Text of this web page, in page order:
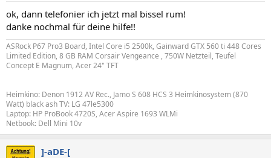
ok, dann telefonier ich jetzt mal bissel rum!
danke nochmal für deine hilfe!!
ASRock P67 Pro3 Board, Intel Core i5 2500k, Gainward GTX 560 ti 448 Cores
Limited Edition, 8 GB RAM Corsair Vengeance , 750W Netzteil, Teufel
Concept E Magnum, Acer 24" TFT
Heimkino: Denon 1912 AV Rec., Jamo S 608 HCS 3 Heimkinosystem (870
Watt) black ash TV: LG 47le5300
Laptop: HP ProBook 4720S, Acer Aspire 1693 WLMi
Netbook: Dell Mini 10v
]-aDE-[